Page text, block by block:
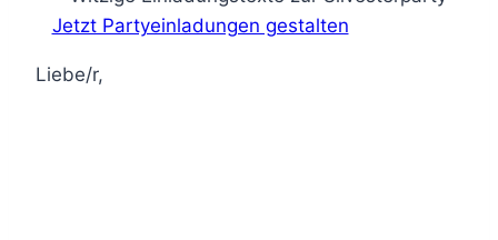
Jetzt Partyeinladungen gestalten
Liebe/r,